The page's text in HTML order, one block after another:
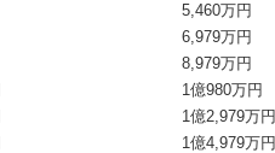
5,460万円
6,979万円
8,979万円
1億980万円
1億2,979万円
1億4,979万円